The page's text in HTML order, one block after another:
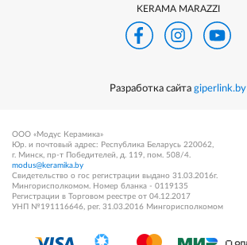
KERAMA MARAZZI
Разработка сайта giperlink.by
ООО «Модус Керамика»
Юр. и почтовый адрес: Республика Беларусь 220062,
г. Минск, пр-т Победителей, д. 119, пом. 508/4.
modus@keramika.by
Свидетельство о гос регистрации выдано 31.03.2016г.
Мингорисполкомом. Номер бланка - 0119135
Регистрации в Торговом реестре от 04.12.2017
УНП №191116646, рег. 31.03.2016 Мингорисполкомом